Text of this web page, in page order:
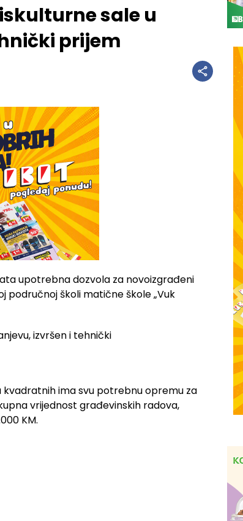
sale u
prijem
upotrebna dozvola za novoizgrađeni
područnoj školi matične škole „Vuk
ima svu potrebnu opremu za
vrijednost građevinskih radova,
KM.